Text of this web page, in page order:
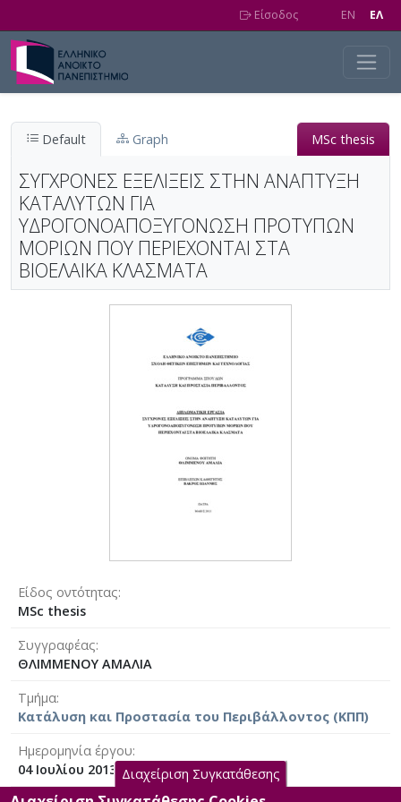
Είσοδος EN EΛ
Default Graph MSc thesis
ΣΥΓΧΡΟΝΕΣ ΕΞΕΛΙΞΕΙΣ ΣΤΗΝ ΑΝΑΠΤΥΞΗ
ΚΑΤΑΛΥΤΩΝ ΓΙΑ
ΥΔΡΟΓΟΝΟΑΠΟΞΥΓΟΝΩΣΗ ΠΡΟΤΥΠΩΝ
ΜΟΡΙΩΝ ΠΟΥ ΠΕΡΙΕΧΟΝΤΑΙ ΣΤΑ
ΒΙΟΕΛΑΙΚΑ ΚΛΑΣΜΑΤΑ
Είδος οντότητας
MSc thesis
Συγγραφέας
ΘΛΙΜΜΕΝΟΥ ΑΜΑΛΙΑ
Τμήμα
Κατάλυση και Προστασία του Περιβάλλοντος (ΚΠΠ)
Ημερομηνία έργου
04 Ιουλίου 2013 [2013-07-04]Διαχείριση Συγκατάθεσης